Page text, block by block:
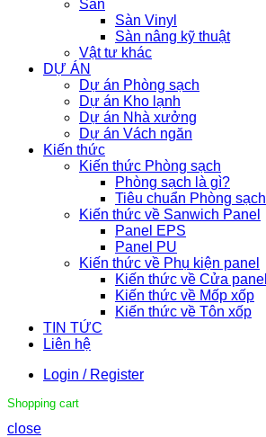
Sàn
Sàn Vinyl
Sàn nâng kỹ thuật
Vật tư khác
DỰ ÁN
Dự án Phòng sạch
Dự án Kho lạnh
Dự án Nhà xưởng
Dự án Vách ngăn
Kiến thức
Kiến thức Phòng sạch
Phòng sạch là gì?
Tiêu chuẩn Phòng sạch
Kiến thức về Sanwich Panel
Panel EPS
Panel PU
Kiến thức về Phụ kiện panel
Kiến thức về Cửa panel
Kiến thức về Mốp xốp
Kiến thức về Tôn xốp
TIN TỨC
Liên hệ
Login / Register
Shopping cart
close